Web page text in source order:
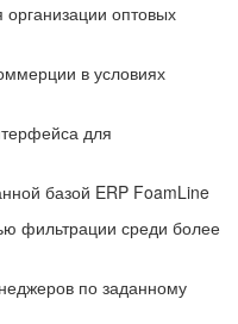
организации оптовых
в условиях
для
базой ERP FoamLine
фильтрации среди более
по заданному